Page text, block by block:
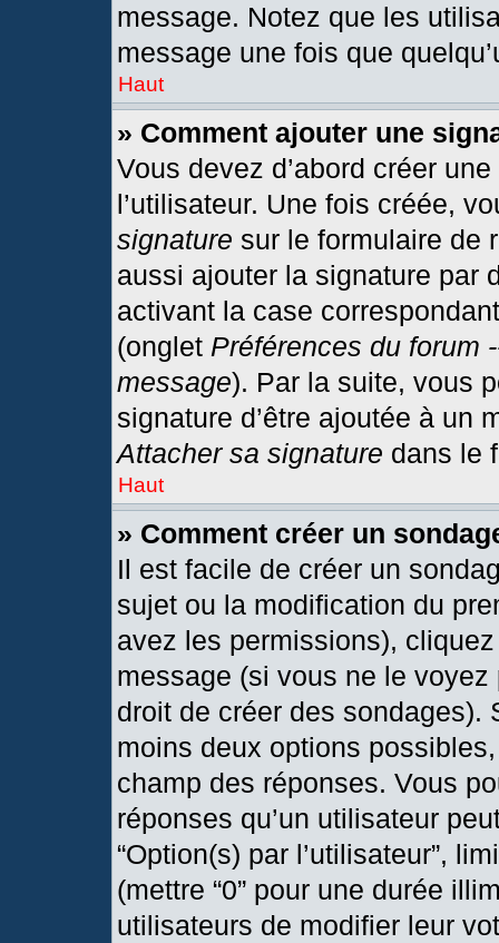
message. Notez que les
message une fois que
Haut
» Comment ajouter une
Vous devez d’abord créer
l’utilisateur. Une fois créée,
signature sur le formulaire de
aussi ajouter la signature par
activant la case
(onglet Préférences du forum
message). Par la suite, vous
signature d’être ajoutée à un
Attacher sa signature dans le
Haut
» Comment créer un
Il est facile de créer un
sujet ou la modification du
avez les permissions),
message (si vous ne le
droit de créer des sondages).
moins deux options
champ des réponses. Vous
réponses qu’un utilisateur
“Option(s) par l’utilisateur”,
(mettre “0” pour une durée
utilisateurs de modifier leur